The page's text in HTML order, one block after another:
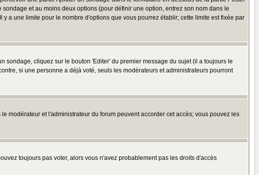
et au moins deux options (pour définir une option, entrez son nom dans le
a une limite pour le nombre d'options que vous pourrez établir; cette limite est fixée par
cliquez sur le bouton 'Editer' du premier message du sujet (il a toujours le
si une personne a déjà voté, seuls les modérateurs et administrateurs pourront
modérateur et l'administrateur du forum peuvent accorder cet accès; vous pouvez les
toujours pas voter, alors vous n'avez probablement pas les droits d'accès